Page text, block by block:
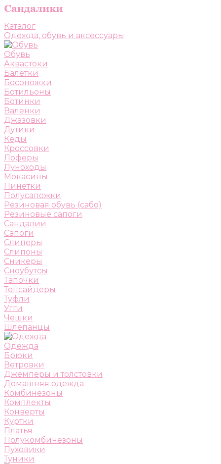
Каталог
Одежда, обувь и аксессуары
Обувь
Аквастоки
Балетки
Босоножки
Ботильоны
Ботинки
Валенки
Джазовки
Дутики
Кеды
Кроссовки
Лоферы
Луноходы
Мокасины
Пинетки
Полусапожки
Резиновая обувь (сабо)
Резиновые сапоги
Сандалии
Сапоги
Слиперы
Слипоны
Сникеры
Сноубутсы
Тапочки
Топсайдеры
Туфли
Угги
Чешки
Шлепанцы
Одежда
Брюки
Ветровки
Джемперы и толстовки
Домашняя одежда
Комбинезоны
Комплекты
Конверты
Куртки
Платья
Полукомбинезоны
Пуховики
Туники